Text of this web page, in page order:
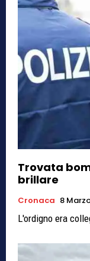
Trovata
brillare
Cronaca 8
L'ordigno era